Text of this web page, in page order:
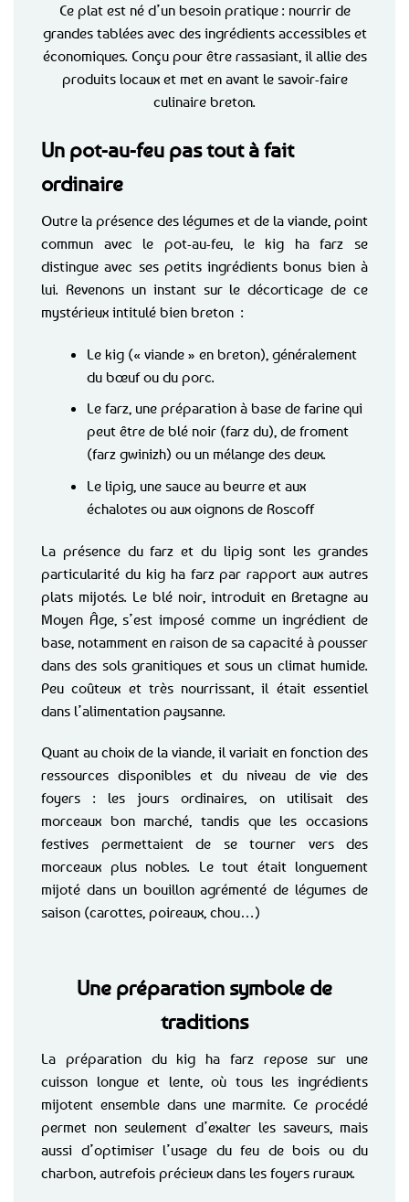
Ce plat est né d’un besoin pratique : nourrir de
grandes tablées avec des ingrédients accessibles et
économiques. Conçu pour être rassasiant, il allie des
produits locaux et met en avant le savoir-faire
culinaire breton.
Un pot-au-feu pas tout à fait
ordinaire
Outre la présence des légumes et de la viande, point
commun avec le pot-au-feu, le kig ha farz se
distingue avec ses petits ingrédients bonus bien à
lui. Revenons un instant sur le décorticage de ce
mystérieux intitulé bien breton :
Le kig (« viande » en breton), généralement
du bœuf ou du porc.
Le farz, une préparation à base de farine qui
peut être de blé noir (farz du), de froment
(farz gwinizh) ou un mélange des deux.
Le lipig, une sauce au beurre et aux
échalotes ou aux oignons de Roscoff
La présence du farz et du lipig sont les grandes
particularité du kig ha farz par rapport aux autres
plats mijotés. Le blé noir, introduit en Bretagne au
Moyen Âge, s’est imposé comme un ingrédient de
base, notamment en raison de sa capacité à pousser
dans des sols granitiques et sous un climat humide.
Peu coûteux et très nourrissant, il était essentiel
dans l’alimentation paysanne.
Quant au choix de la viande, il variait en fonction des
ressources disponibles et du niveau de vie des
foyers : les jours ordinaires, on utilisait des
morceaux bon marché, tandis que les occasions
festives permettaient de se tourner vers des
morceaux plus nobles. Le tout était longuement
mijoté dans un bouillon agrémenté de légumes de
saison (carottes, poireaux, chou…)
Une préparation symbole de
traditions
La préparation du kig ha farz repose sur une
cuisson longue et lente, où tous les ingrédients
mijotent ensemble dans une marmite. Ce procédé
permet non seulement d’exalter les saveurs, mais
aussi d’optimiser l’usage du feu de bois ou du
charbon, autrefois précieux dans les foyers ruraux.